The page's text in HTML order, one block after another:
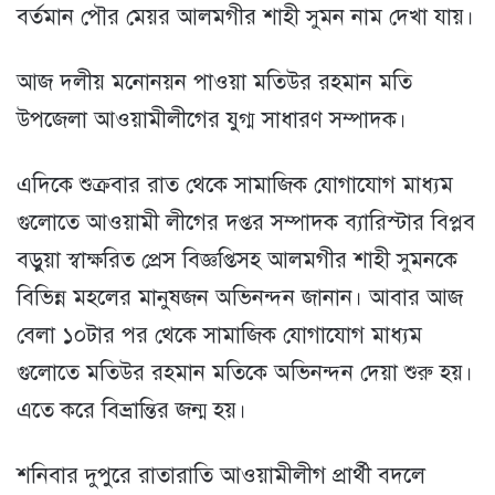
বর্তমান পৌর মেয়র আলমগীর শাহী সুমন নাম দেখা যায়।
আজ দলীয় মনোনয়ন পাওয়া মতিউর রহমান মতি
উপজেলা আওয়ামীলীগের যুগ্ম সাধারণ সম্পাদক।
এদিকে শুক্রবার রাত থেকে সামাজিক যোগাযোগ মাধ্যম
গুলোতে আওয়ামী লীগের দপ্তর সম্পাদক ব্যারিস্টার বিপ্লব
বড়ুয়া স্বাক্ষরিত প্রেস বিজ্ঞপ্তিসহ আলমগীর শাহী সুমনকে
বিভিন্ন মহলের মানুষজন অভিনন্দন জানান। আবার আজ
বেলা ১০টার পর থেকে সামাজিক যোগাযোগ মাধ্যম
গুলোতে মতিউর রহমান মতিকে অভিনন্দন দেয়া শুরু হয়।
এতে করে বিভ্রান্তির জন্ম হয়।
শনিবার দুপুরে রাতারাতি আওয়ামীলীগ প্রার্থী বদলে